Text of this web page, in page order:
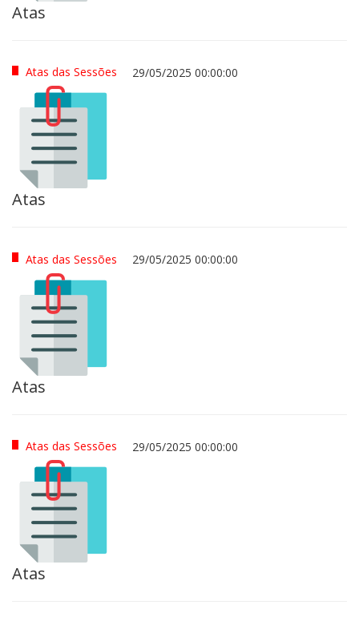
Atas
Atas das Sessões 29/05/2025 00:00:00
Atas
Atas das Sessões 29/05/2025 00:00:00
Atas
Atas das Sessões 29/05/2025 00:00:00
Atas